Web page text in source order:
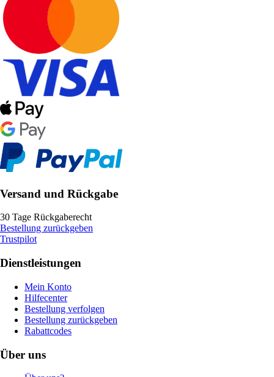
Versand und Rückgabe
30 Tage Rückgaberecht
Bestellung zurückgeben
Trustpilot
Dienstleistungen
Mein Konto
Hilfecenter
Bestellung verfolgen
Bestellung zurückgeben
Rabattcodes
Über uns